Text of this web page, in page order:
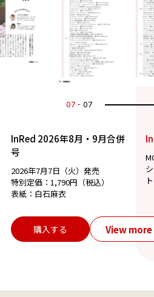
07 07
InRed 2026年8月・9月合併
号
2026年7月7日（火）発売
特別定価：1,790円（税込）
表紙：白石麻衣
購入する View more